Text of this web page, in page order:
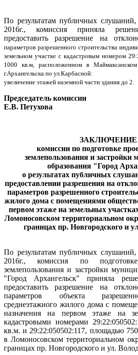
По результатам публичных
2016г., комиссия приняла
предоставить разрешение на
параметров разрешенного строительства
земельном участке с кадастровым номером
1000 кв.м, расположенном в Маймаксанском
г.Архангельска по ул.Карбасной:
увеличение этажей наземной части здания до 2.
Председатель комиссии
Е.В. Петухова
ЗАКЛЮЧЕНИЕ
комиссии по подготовке
землепользования и застройки
образования "Город
о результатах публичных
предоставлении разрешения на
параметров разрешенного
жилого дома с помещениями
первом этаже на земельных
Ломоносовском территориальном
границах пр. Новгородского и
По результатам публичных
2016г., комиссия по
землепользования и застройки
"Город Архангельск"
приняла
предоставить разрешение на
параметров объекта
среднеэтажного жилого дома с
назначения на первом этаже на
кадастровыми номерами
кв.м. и 29:22:050502:117, площадью
в Ломоносовском территориальном
границах пр. Новгородского и ул.